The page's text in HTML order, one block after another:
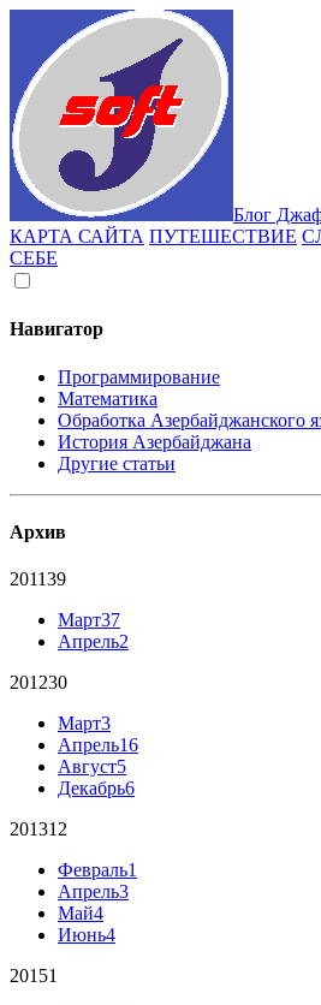
Блог
КАРТА САЙТА ПУТЕШЕСТВИЕ
СЕБЕ
Навигатор
Программирование
Математика
Обработка Азербайджанского
История Азербайджана
Другие статьи
Архив
201139
Март37
Апрель2
201230
Март3
Апрель16
Август5
Декабрь6
201312
Февраль1
Апрель3
Май4
Июнь4
20151